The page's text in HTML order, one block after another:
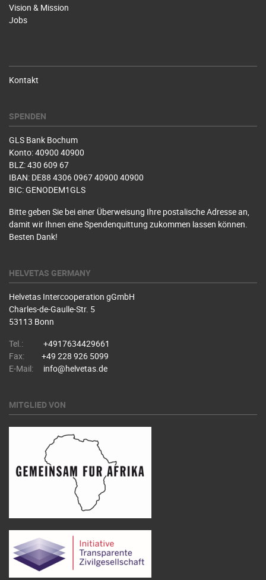
Vision & Mission
Jobs
Kontakt
SPENDEN
GLS Bank Bochum
Konto: 40900 40900
BLZ: 430 609 67
IBAN: DE88 4306 0967 40900 40900
BIC: GENODEM1GLS
Bitte geben Sie bei einer Überweisung Ihre postalische Adresse an,
damit wir Ihnen eine Spendenquittung zukommen lassen können.
Besten Dank!
HELVETAS GERMANY
Helvetas Intercooperation gGmbH
Charles-de-Gaulle-Str. 5
53113 Bonn
Tel.:
+4917634429661
Fax:
+49 228 926 5099
E-Mail:
info@helvetas.de
MITGLIED VON